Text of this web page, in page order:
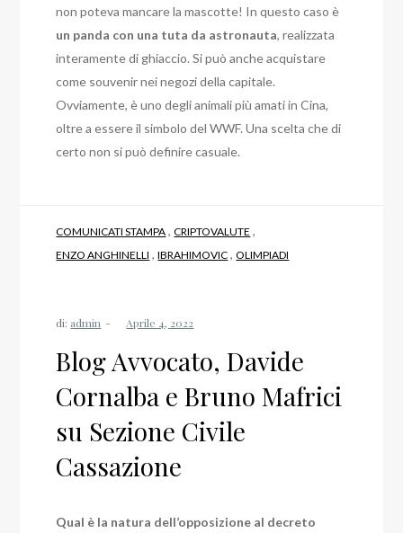
non poteva mancare la mascotte! In questo caso è
un panda con una tuta da astronauta, realizzata
interamente di ghiaccio. Si può anche acquistare
come souvenir nei negozi della capitale.
Ovviamente, è uno degli animali più amati in Cina,
oltre a essere il simbolo del WWF. Una scelta che di
certo non si può definire casuale.
COMUNICATI STAMPA ,CRIPTOVALUTE ,
ENZO ANGHINELLI ,IBRAHIMOVIC ,OLIMPIADI
di: admin
Blog Avvocato, Davide
Cornalba e Bruno Mafrici
su Sezione Civile
Cassazione
Qual è la natura dell’opposizione al decreto